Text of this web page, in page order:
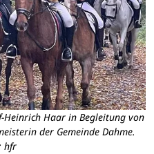
Haar in Begleitung von
der Gemeinde Dahme.
hfr